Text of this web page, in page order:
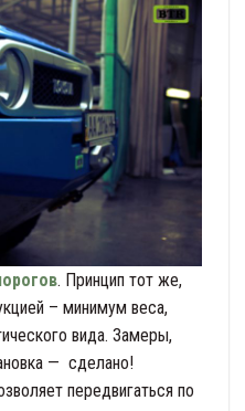
. Принцип тот же,
– минимум веса,
вида. Замеры,
— сделано!
передвигаться по